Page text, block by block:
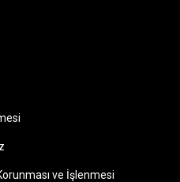
ve İşlenmesi